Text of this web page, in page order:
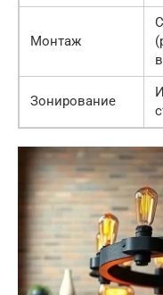
Монтаж
Зонирование